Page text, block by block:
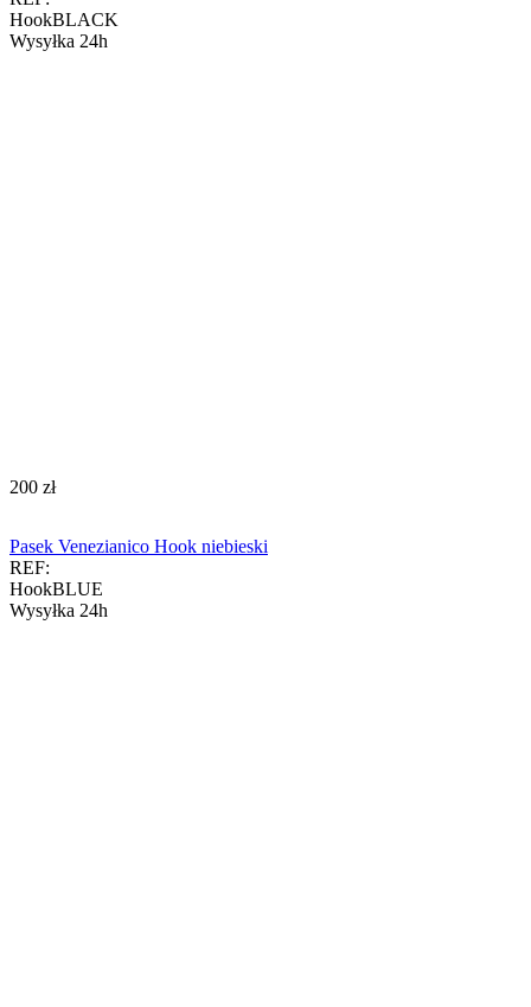
HookBLACK
Wysyłka 24h
‍200‍ zł
Pasek Venezianico Hook niebieski
REF:
HookBLUE
Wysyłka 24h